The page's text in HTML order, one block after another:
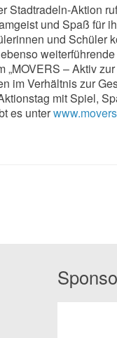
Stadtradeln-Aktion
und Spaß für
und Schüler
– Aktiv
im Verhältnis zur
mit Spiel,
es unter